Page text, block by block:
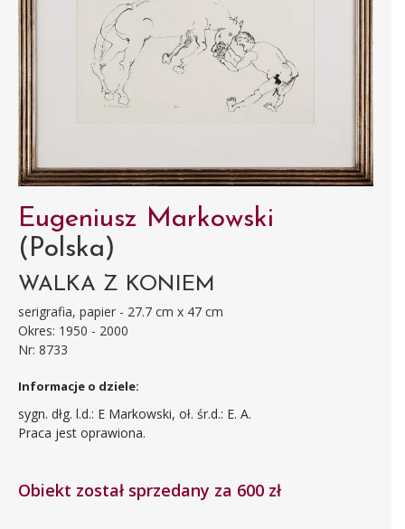
Eugeniusz Markowski
(Polska)
WALKA Z KONIEM
serigrafia, papier - 27.7 cm x 47 cm
Okres: 1950 - 2000
Nr: 8733
Informacje o dziele:
sygn. dłg. l.d.: E Markowski, oł. śr.d.: E. A.
Praca jest oprawiona.
Obiekt został sprzedany za 600 zł